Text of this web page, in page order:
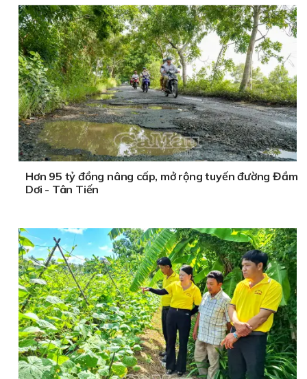
Hơn 95 tỷ đồng nâng cấp, mở rộng tuyến đường Đầm
Dơi - Tân Tiến